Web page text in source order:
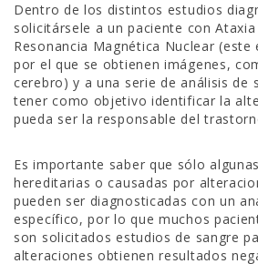
Dentro de los distintos estudios
solicitársele a un paciente con
Resonancia Magnética Nuclear (este
por el que se obtienen imágenes,
cerebro) y a una serie de análisis de
tener como objetivo identificar la
pueda ser la responsable del
Es importante saber que sólo
hereditarias o causadas por
pueden ser diagnosticadas con un
específico, por lo que muchos
son solicitados estudios de sangre
alteraciones obtienen resultados